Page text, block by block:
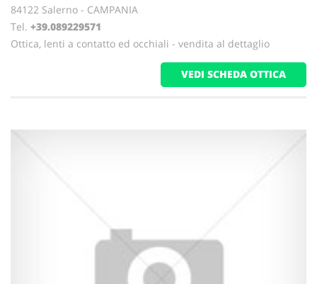
84122 Salerno - CAMPANIA
Tel. +39.089229571
Ottica, lenti a contatto ed occhiali - vendita al dettaglio
VEDI SCHEDA OTTICA